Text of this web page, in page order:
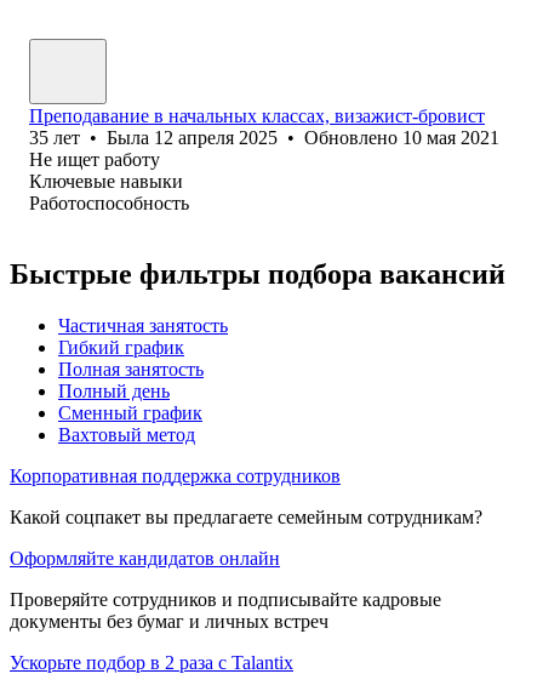
Преподавание в начальных классах, визажист-бровист
35 лет • Была 12 апреля 2025 • Обновлено 10 мая 2021
Не ищет работу
Ключевые навыки
Работоспособность
Быстрые фильтры подбора вакансий
Частичная занятость
Гибкий график
Полная занятость
Полный день
Сменный график
Вахтовый метод
Корпоративная поддержка сотрудников
Какой соцпакет вы предлагаете семейным сотрудникам?
Оформляйте кандидатов онлайн
Проверяйте сотрудников и подписывайте кадровые
документы без бумаг и личных встреч
Ускорьте подбор в 2 раза с Talantix